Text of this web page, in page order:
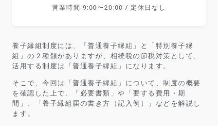
営業時間 9:00〜20:00 / 定休日なし
養子縁組制度には、「普通養子縁組」と「特別養子縁
組」の２種類がありますが、相続税の節税対策として、
活用する制度は「普通養子縁組」になります。
そこで、今回は「普通養子縁組」について、制度の概要
を確認した上で、「必要書類」や「要する費用・期
間」、「養子縁組届の書き方（記入例）」などを解説し
ます。